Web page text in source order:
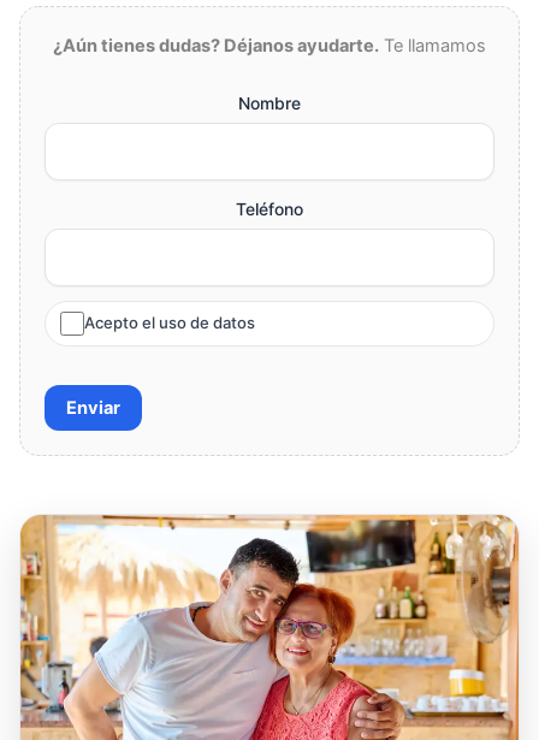
¿Aún tienes dudas? Déjanos ayudarte. Te llamamos
Nombre
Teléfono
Acepto el uso de datos
Enviar